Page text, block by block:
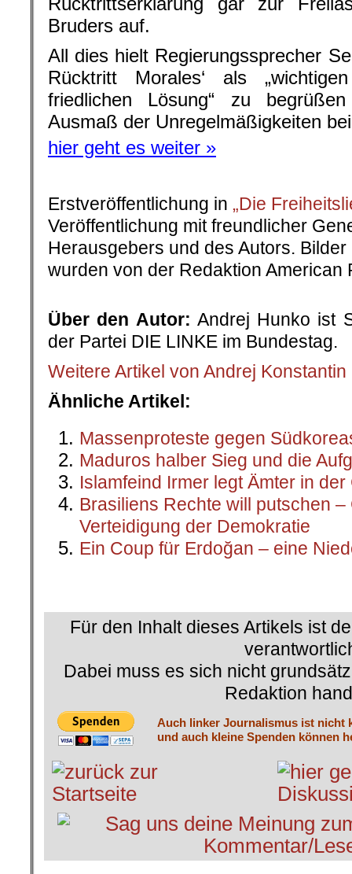
Bruders auf.
All dies hielt Regierungssprecher
Rücktritt Morales‘ als
friedlichen Lösung“ zu
Ausmaß der Unregelmäßigkeiten
hier geht es weiter »
Erstveröffentlichung in „Die
Veröffentlichung mit freundlicher
Herausgebers und des Autors.
wurden von der Redaktion American
Über den Autor: Andrej Hunko ist
der Partei DIE LINKE im Bundestag.
Weitere Artikel von Andrej Konstantin
Ähnliche Artikel:
Massenproteste gegen
Maduros halber Sieg und die
Islamfeind Irmer legt Ämter in
Brasiliens Rechte will putschen
Verteidigung der Demokratie
Ein Coup für Erdoğan – eine
Für den Inhalt dieses Artikels ist
Dabei muss es sich nicht
Redaktion
Auch linker Journalismus ist nicht
und auch kleine Spenden können